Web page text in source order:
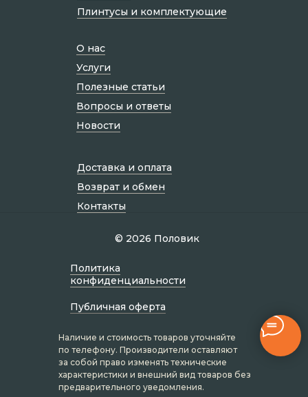
О нас
Услуги
Полезные статьи
Вопросы и ответы
Новости
Доставка и оплата
Возврат и обмен
Контакты
© 2026 Половик
Наличие и стоимость товаров уточняйте
по телефону. Производители оставляют
за собой право изменять технические
характеристики и внешний вид товаров без
предварительного уведомления.
Плинтусы и комплектующие
Политик а
конфиденциальности
Публичная оферта